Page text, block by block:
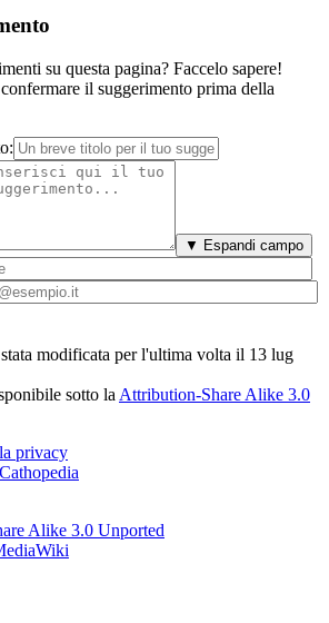
su questa pagina? Faccelo sapere!
il suggerimento prima della
▼ Espandi campo
modificata per l'ultima volta il 13 lug
sotto la Attribution-Share Alike 3.0
privacy